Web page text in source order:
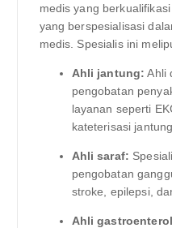
medis yang
yang berspesialisasi
medis. Spesialis ini
Ahli jantung: Ahli
pengobatan
layanan seperti
kateterisasi jantung.
Ahli saraf:
pengobatan
stroke, epilepsi,
Ahli